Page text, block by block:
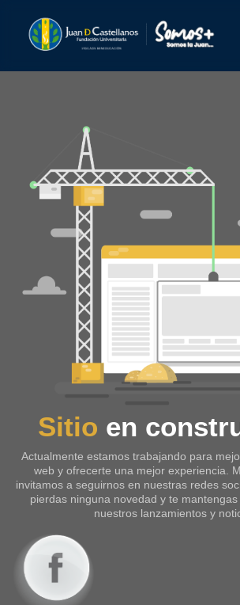
Sitio en
Actualmente estamos trabajando para
web y ofrecerte una mejor experiencia.
invitamos a seguirnos en nuestras redes
pierdas ninguna novedad y te
nuestros lanzamientos y